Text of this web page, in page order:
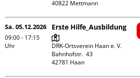
Sa. 05.12.2026
09:00 - 17:15
Uhr
Erste Hilfe_Ausbildung
DRK-Ortsverein Haan e. V.
Bahnhofstr.  43